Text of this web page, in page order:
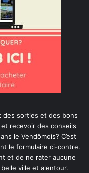
des sorties et des bons
recevoir des conseils
le Vendômois? C’est
le formulaire ci-contre.
et de ne rater aucune
ville et alentour.